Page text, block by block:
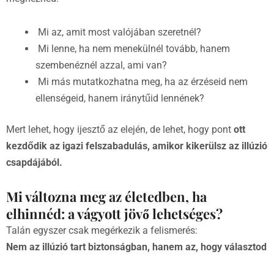
Mi az, amit most valójában szeretnél?
Mi lenne, ha nem menekülnél tovább, hanem
szembenéznél azzal, ami van?
Mi más mutatkozhatna meg, ha az érzéseid nem
ellenségeid, hanem iránytűid lennének?
Mert lehet, hogy ijesztő az elején, de lehet, hogy pont ott
kezdődik az igazi felszabadulás, amikor kikerülsz az illúzió
csapdájából.
Mi változna meg az életedben, ha
elhinnéd: a vágyott jövő lehetséges?
Talán egyszer csak megérkezik a felismerés:
Nem az illúzió tart biztonságban, hanem az, hogy választod